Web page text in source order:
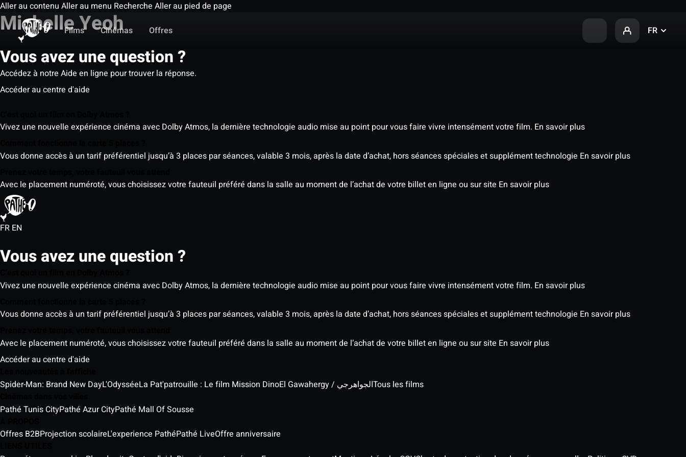
Aller au contenu Aller au menu Recherche Aller au pied de page
Films
Cinémas Offres FR
Michelle Yeoh
Vous avez une question ?
Accédez à notre Aide en ligne pour trouver la réponse.
Accéder au centre d'aide
Vivez une nouvelle expérience cinéma avec Dolby Atmos, la dernière technologie audio mise au point pour vous faire vivre intensément votre film. En savoir plus
Vous donne accès à un tarif préférentiel jusqu’à 3 places par séances, valable 3 mois, après la date d’achat, hors séances spéciales et supplément technologie En savoir plus
Avec le placement numéroté, vous choisissez votre fauteuil préféré dans la salle au moment de l’achat de votre billet en ligne ou sur site En savoir plus
FR EN
Vous avez une question ?
Vivez une nouvelle expérience cinéma avec Dolby Atmos, la dernière technologie audio mise au point pour vous faire vivre intensément votre film. En savoir plus
Vous donne accès à un tarif préférentiel jusqu’à 3 places par séances, valable 3 mois, après la date d’achat, hors séances spéciales et supplément technologie En savoir plus
Avec le placement numéroté, vous choisissez votre fauteuil préféré dans la salle au moment de l’achat de votre billet en ligne ou sur site En savoir plus
Accéder au centre d'aide
Spider-Man: Brand New DayL'OdysséeLa Pat'patrouille : Le film Mission Dino El Gawahergy / الجواهرجيTous les films
Pathé Tunis CityPathé Azur CityPathé Mall Of Sousse
Offres B2BProjection scolaireL'experience PathéPathé LiveOffre anniversaire